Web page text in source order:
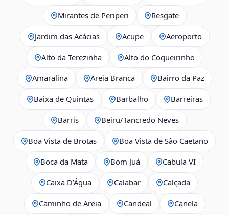
Mirantes de Periperi Resgate
Jardim das Acácias Acupe Aeroporto
Alto da Terezinha Alto do Coqueirinho
Amaralina Areia Branca Bairro da Paz
Baixa de Quintas Barbalho Barreiras
Barris Beiru/Tancredo Neves
Boa Vista de Brotas Boa Vista de São Caetano
Boca da Mata Bom Juá Cabula VI
Caixa D’Água Calabar Calçada
Caminho de Areia Candeal Canela